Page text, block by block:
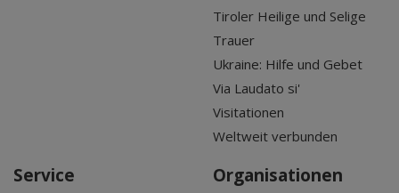
Tiroler Heilige und Selige
Trauer
Ukraine: Hilfe und Gebet
Via Laudato si'
Visitationen
Weltweit verbunden
Service
Organisationen